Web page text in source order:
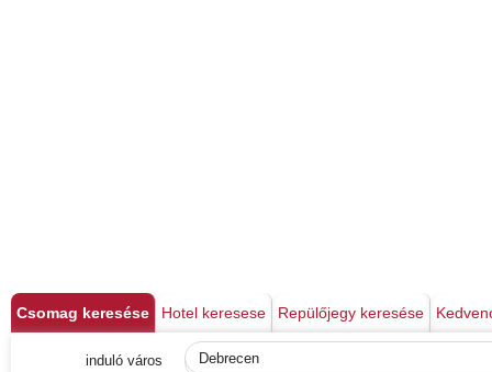
Csomag keresése Hotel keresese Repülőjegy keresése
induló város Debrecen